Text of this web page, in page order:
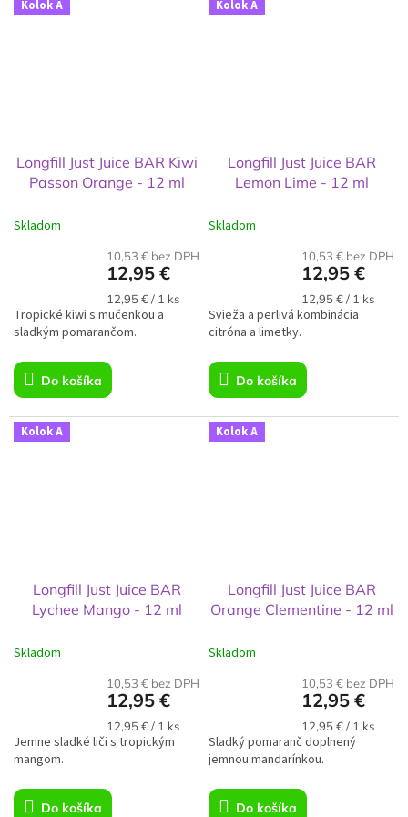
Kolok A
Longfill Just Juice BAR Kiwi
Passon Orange - 12 ml
Skladom
10,53 € bez DPH
12,95 €
Jednotková
cena:
12,95 € / 1 ks
Do košíka
Tropické kiwi s mučenkou a
sladkým pomarančom.
Kolok A
Longfill Just Juice BAR
Lemon Lime - 12 ml
Skladom
10,53 € bez DPH
12,95 €
Jednotková
cena:
12,95 € / 1 ks
Do košíka
Svieža a perlivá kombinácia
citróna a limetky.
Kolok A
Longfill Just Juice BAR
Lychee Mango - 12 ml
Skladom
10,53 € bez DPH
12,95 €
Jednotková
cena:
12,95 € / 1 ks
Do košíka
Jemne sladké liči s tropickým
mangom.
Kolok A
Longfill Just Juice BAR
Orange Clementine - 12 ml
Skladom
10,53 € bez DPH
12,95 €
Jednotková
cena:
12,95 € / 1 ks
Do košíka
Sladký pomaranč doplnený
jemnou mandarínkou.